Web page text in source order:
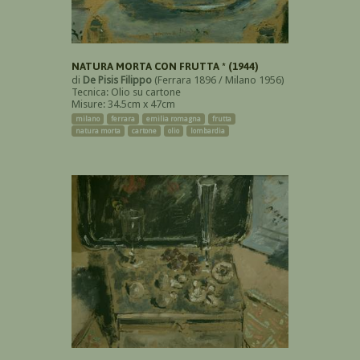
NATURA MORTA CON FRUTTA * (1944)
di De Pisis Filippo (Ferrara 1896 / Milano 1956)
Tecnica: Olio su cartone
Misure: 34.5cm x 47cm
milano ferrara emilia romagna
frutta
natura morta
cartone olio lombardia